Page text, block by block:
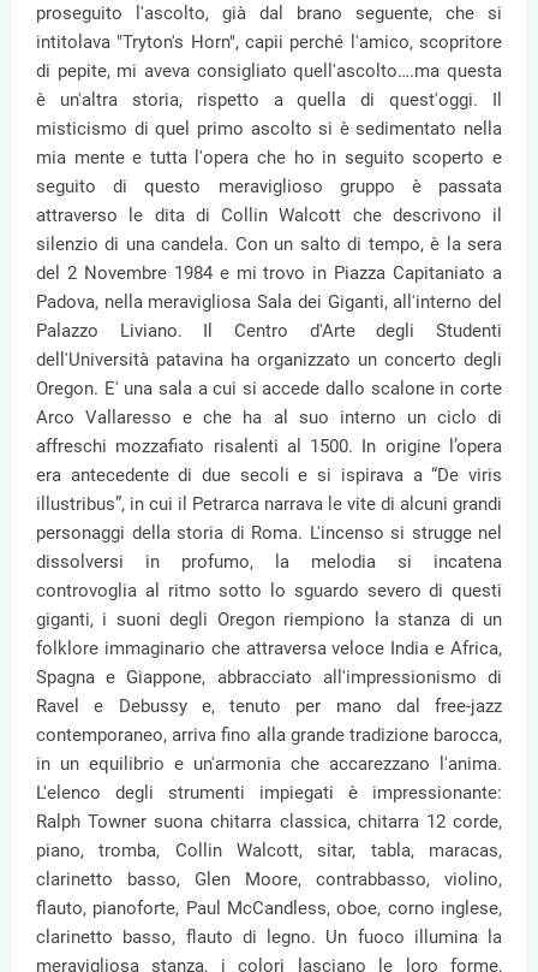
proseguito l'ascolto, già dal brano seguente, che si
intitolava "Tryton's Horn", capii perché l'amico, scopritore
di pepite, mi aveva consigliato quell'ascolto….ma questa
è un'altra storia, rispetto a quella di quest'oggi. Il
misticismo di quel primo ascolto si è sedimentato nella
mia mente e tutta l'opera che ho in seguito scoperto e
seguito di questo meraviglioso gruppo è passata
attraverso le dita di Collin Walcott che descrivono il
silenzio di una candela. Con un salto di tempo, è la sera
del 2 Novembre 1984 e mi trovo in Piazza Capitaniato a
Padova, nella meravigliosa Sala dei Giganti, all'interno del
Palazzo Liviano. Il Centro d'Arte degli Studenti
dell'Università patavina ha organizzato un concerto degli
Oregon. E' una sala a cui si accede dallo scalone in corte
Arco Vallaresso e che ha al suo interno un ciclo di
affreschi mozzafiato risalenti al 1500. In origine l’opera
era antecedente di due secoli e si ispirava a “De viris
illustribus”, in cui il Petrarca narrava le vite di alcuni grandi
personaggi della storia di Roma. L'incenso si strugge nel
dissolversi in profumo, la melodia si incatena
controvoglia al ritmo sotto lo sguardo severo di questi
giganti, i suoni degli Oregon riempiono la stanza di un
folklore immaginario che attraversa veloce India e Africa,
Spagna e Giappone, abbracciato all'impressionismo di
Ravel e Debussy e, tenuto per mano dal free-jazz
contemporaneo, arriva fino alla grande tradizione barocca,
in un equilibrio e un'armonia che accarezzano l'anima.
L'elenco degli strumenti impiegati è impressionante:
Ralph Towner suona chitarra classica, chitarra 12 corde,
piano, tromba, Collin Walcott, sitar, tabla, maracas,
clarinetto basso, Glen Moore, contrabbasso, violino,
flauto, pianoforte, Paul McCandless, oboe, corno inglese,
clarinetto basso, flauto di legno. Un fuoco illumina la
meravigliosa stanza, i colori lasciano le loro forme,